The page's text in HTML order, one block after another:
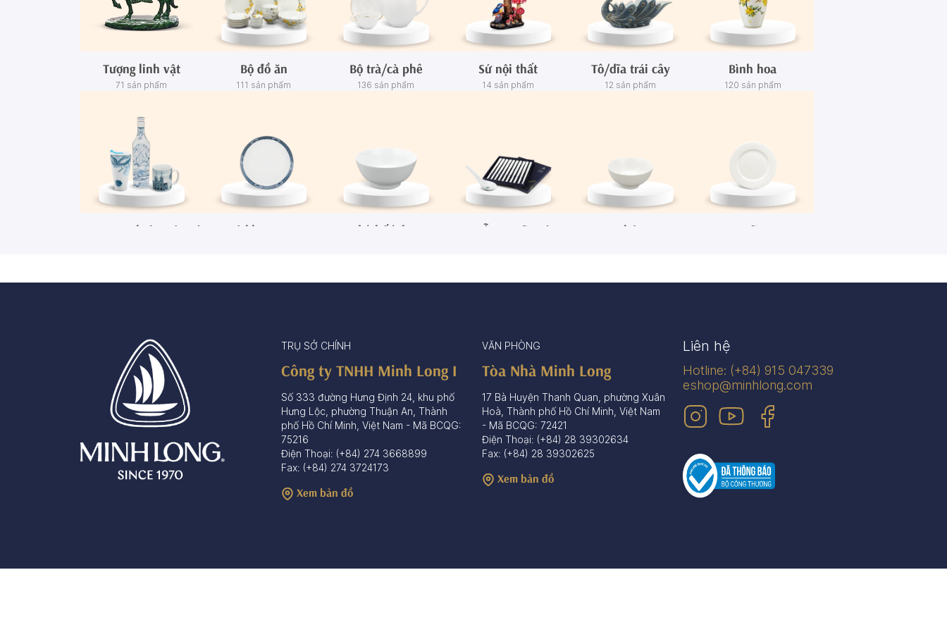
Tượng linh vật
71 sản phẩm
Bộ đồ ăn
111 sản phẩm
Bộ trà/cà phê
136 sản phẩm
Sứ nội thất
14 sản phẩm
Tô/dĩa trái cây
12 sản phẩm
Bình hoa
120 sản phẩm
Ca - Ly - Chai - Hộp sứ Bộ khay rượu Tô/Thố/Khay Muỗng - Đũa sứ Chén Dĩa
TRỤ SỞ CHÍNH
Công ty TNHH Minh Long I
Số 333 đường Hưng Định 24, khu phố
Hưng Lộc, phường Thuận An, Thành
phố Hồ Chí Minh, Việt Nam - Mã BCQG:
75216
Điện Thoại: (+84) 274 3668899
Fax: (+84) 274 3724173
Xem bản đồ
VĂN PHÒNG
Tòa Nhà Minh Long
17 Bà Huyện Thanh Quan, phường Xuân
Hoà, Thành phố Hồ Chí Minh, Việt Nam
- Mã BCQG: 72421
Điện Thoại: (+84) 28 39302634
Fax: (+84) 28 39302625
Xem bản đồ
Liên hệ
Hotline: (+84) 915 047339
eshop@minhlong.com